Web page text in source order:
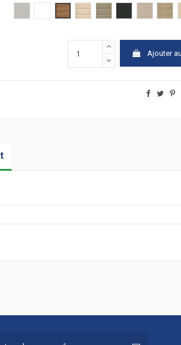
poirieracacia clairacacia fonçé
Ajouter